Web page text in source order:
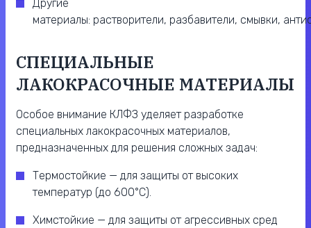
Другие
материалы: растворители, разбавители, смывки,
СПЕЦИАЛЬНЫЕ
ЛАКОКРАСОЧНЫЕ МАТЕРИАЛЫ
Особое внимание КЛФЗ уделяет разработке
специальных лакокрасочных материалов,
предназначенных для решения сложных задач:
Термостойкие — для защиты от высоких
температур (до 600°C).
Химстойкие — для защиты от агрессивных сред